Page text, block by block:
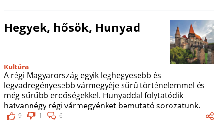
Hegyek, hősök, Hunyad
Kultúra
A régi Magyarország egyik leghegyesebb és
legvadregényesebb vármegyéje sűrű történelemmel és
még sűrűbb erdőségekkel. Hunyaddal folytatódik
hatvannégy régi vármegyénket bemutató sorozatunk.
9 1 6